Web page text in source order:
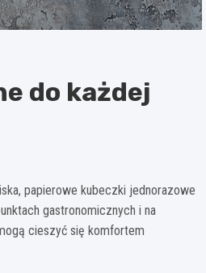
do każdej
papierowe kubeczki jednorazowe
gastronomicznych i na
cieszyć się komfortem